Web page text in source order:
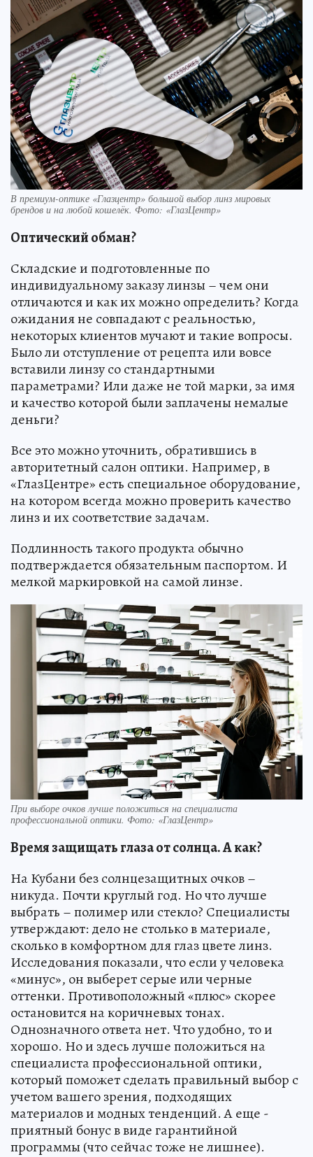
В премиум-оптике «Глазцентр» большой выбор линз мировых
брендов и на любой кошелёк. Фото: «ГлазЦентр»
Оптический обман?
Складские и подготовленные по
индивидуальному заказу линзы – чем они
отличаются и как их можно определить? Когда
ожидания не совпадают с реальностью,
некоторых клиентов мучают и такие вопросы.
Было ли отступление от рецепта или вовсе
вставили линзу со стандартными
параметрами? Или даже не той марки, за имя
и качество которой были заплачены немалые
деньги?
Все это можно уточнить, обратившись в
авторитетный салон оптики. Например, в
«ГлазЦентре» есть специальное оборудование,
на котором всегда можно проверить качество
линз и их соответствие задачам.
Подлинность такого продукта обычно
подтверждается обязательным паспортом. И
мелкой маркировкой на самой линзе.
При выборе очков лучше положиться на специалиста
профессиональной оптики. Фото: «ГлазЦентр»
Время защищать глаза от солнца. А как?
На Кубани без солнцезащитных очков –
никуда. Почти круглый год. Но что лучше
выбрать – полимер или стекло? Специалисты
утверждают: дело не столько в материале,
сколько в комфортном для глаз цвете линз.
Исследования показали, что если у человека
«минус», он выберет серые или черные
оттенки. Противоположный «плюс» скорее
остановится на коричневых тонах.
Однозначного ответа нет. Что удобно, то и
хорошо. Но и здесь лучше положиться на
специалиста профессиональной оптики,
который поможет сделать правильный выбор с
учетом вашего зрения, подходящих
материалов и модных тенденций. А еще -
приятный бонус в виде гарантийной
программы (что сейчас тоже не лишнее).